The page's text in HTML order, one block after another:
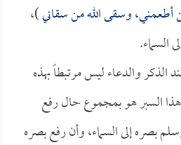
أطعمني، وسقى الله من سقاني)،
السماء.
الذكر والدعاء ليس مرتبطاً بهذه
وهذا السبر هو بمجموع حال رفع
بصره إلى السماء، وأن رفع بصره